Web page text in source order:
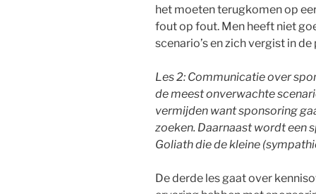
het moeten terugkomen op
fout op fout. Men heeft niet
scenario’s en zich vergist in
Les 2: Communicatie over
de meest onverwachte
vermijden want sponsoring
zoeken. Daarnaast wordt een
Goliath die de kleine
De derde les gaat over